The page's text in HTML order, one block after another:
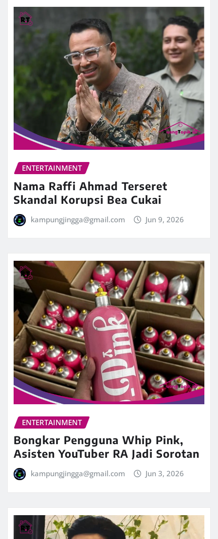
ENTERTAINMENT
Nama Raffi Ahmad Terseret
Skandal Korupsi Bea Cukai
kampungjingga@gmail.com Jun 9, 2026
ENTERTAINMENT
Bongkar Pengguna Whip Pink,
Asisten YouTuber RA Jadi Sorotan
kampungjingga@gmail.com Jun 3, 2026